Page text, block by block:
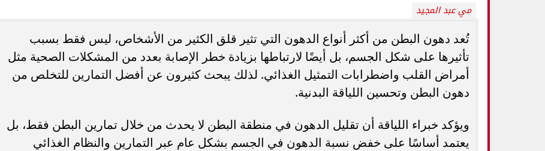
مي عبد المجيد
تُعد دهون البطن من أكثر أنواع الدهون التي تثير قلق الكثير من الأشخاص، ليس فقط بسبب
تأثيرها على شكل الجسم، بل أيضًا لارتباطها بزيادة خطر الإصابة بعدد من المشكلات الصحية مثل
أمراض القلب واضطرابات التمثيل الغذائي. لذلك يبحث كثيرون عن أفضل التمارين للتخلص من
دهون البطن وتحسين اللياقة البدنية.
ويؤكد خبراء اللياقة أن تقليل الدهون في منطقة البطن لا يحدث من خلال تمارين البطن فقط، بل
يعتمد أساسًا على خفض نسبة الدهون في الجسم بشكل عام عبر التمارين والنظام الغذائي
5 خطوات بسيطة تحميك من السكري
وأمراض القلب وارتفاع ضغط الدم
وزارة الصحة تحذر من الإفراط في
المسكنات.. عادة شائعة قد تضر الكلى...
طريقة عمل الملبن بعين الجمل في البيت..